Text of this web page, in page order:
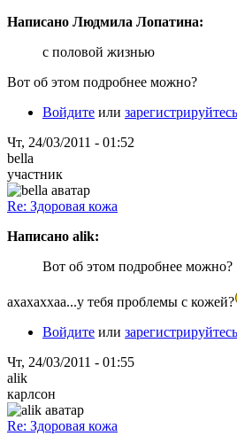
Написано Людмила Лопатина:
с половой жизнью
Вот об этом подробнее можно?
Войдите или зарегистрируйтесь
Чт, 24/03/2011 - 01:52
bella
участник
Re: Здоровая кожа
Написано alik:
Вот об этом подробнее можно?
ахахаххаа...у тебя проблемы с кожей?
Войдите или зарегистрируйтесь
Чт, 24/03/2011 - 01:55
alik
карлсон
Re: Здоровая кожа